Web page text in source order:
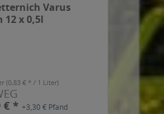
Varus
12 x 0,5l
(0,83 € * / 1 Liter)
€ *+3,30 € Pfand